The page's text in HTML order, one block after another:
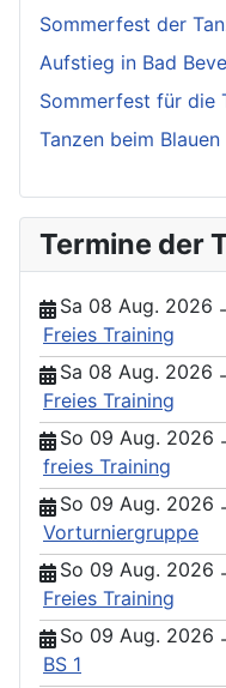
Sommerfest der
Aufstieg in Bad
Sommerfest für die
Tanzen beim
Termine der
Sa 08 Aug. 2026 -
Freies Training
Sa 08 Aug. 2026 -
Freies Training
So 09 Aug. 2026
freies Training
So 09 Aug. 2026
Vorturniergruppe
So 09 Aug. 2026
Freies Training
So 09 Aug. 2026
BS 1